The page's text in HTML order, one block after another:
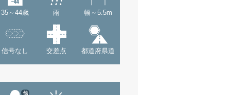
35～44歳 雨 幅～5.5m
信号なし 交差点 都道府県道
他